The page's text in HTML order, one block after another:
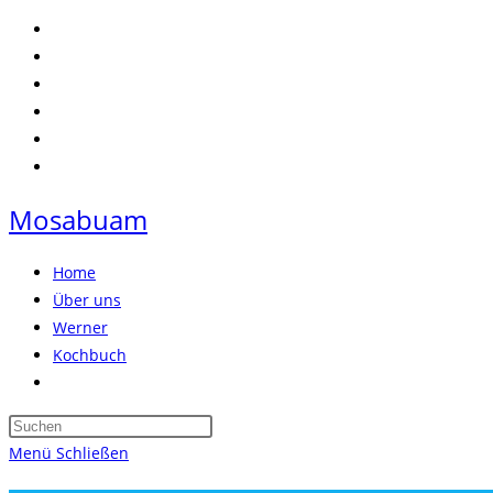
Zum
Inhalt
springen
Mosabuam
Home
Über uns
Werner
Kochbuch
umschalten
Press
Menü Schließen